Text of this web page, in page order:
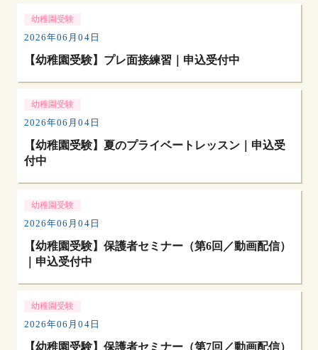
幼稚園受験
2026年06月04日
【幼稚園受験】プレ面接練習｜申込受付中
幼稚園受験
2026年06月04日
【幼稚園受験】夏のプライベートレッスン｜申込受
付中
幼稚園受験
2026年06月04日
【幼稚園受験】保護者セミナー（第6回／動画配信）
｜申込受付中
幼稚園受験
2026年06月04日
【幼稚園受験】保護者セミナー（第7回／動画配信）